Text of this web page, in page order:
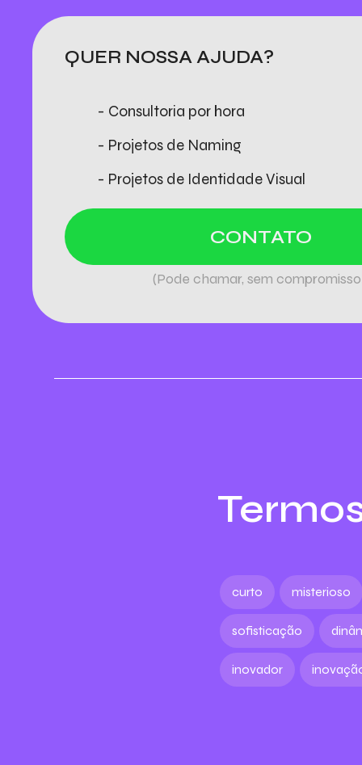
QUER NOSSA AJUDA?
- Consultoria por hora
- Projetos de Naming
- Projetos de Identidade Visual
CONTATO
(Pode chamar, sem
curto misterioso
sofisticação
inovador